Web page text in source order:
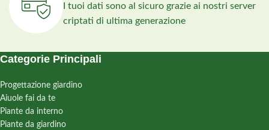
I tuoi dati sono al sicuro grazie ai nostri server
criptati di ultima generazione
Categorie Principali
Progettazione giardino
Aiuole fai da te
Piante da interno
Piante da giardino